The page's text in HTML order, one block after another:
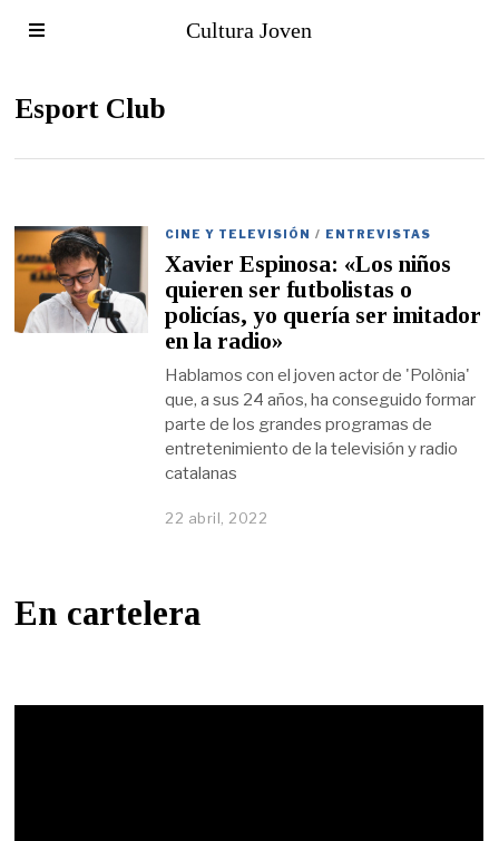
Cultura Joven
Esport Club
CINE Y TELEVISIÓN / ENTREVISTAS
Xavier Espinosa: «Los niños
quieren ser futbolistas o
policías, yo quería ser imitador
en la radio»
Hablamos con el joven actor de 'Polònia'
que, a sus 24 años, ha conseguido formar
parte de los grandes programas de
entretenimiento de la televisión y radio
catalanas
22 abril, 2022
En cartelera